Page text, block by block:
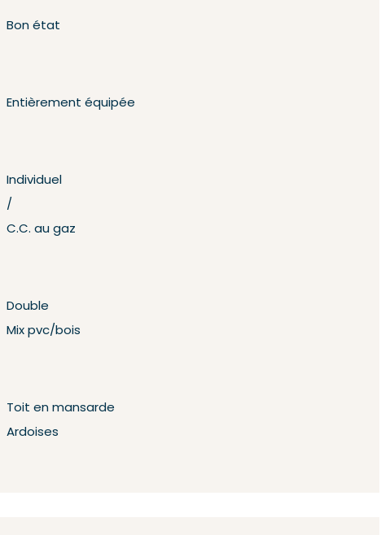
Bon état
Entièrement équipée
Individuel
/
C.C. au gaz
Double
Mix pvc/bois
Toit en mansarde
Ardoises